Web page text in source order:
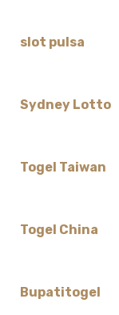
slot pulsa
Sydney Lotto
Togel Taiwan
Togel China
Bupatitogel